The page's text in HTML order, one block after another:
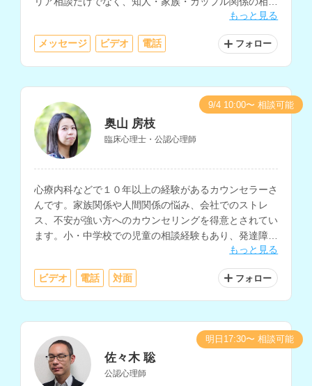
や生い立ちに関する相談も得意とされています。もっと見る
メッセージ ビデオ 電話 フォロー
奥山 房枝
臨床心理士・公認心理師
心療内科などで１０年以上の経験があるカウンセラーさ
んです。家族関係や人間関係の悩み、会社でのストレ
ス、不安が強い方へのカウンセリングを得意とされてい
ます。小・中学校での児童の相談経験もあり、発達障害
もっと見る
ビデオ 電話 対面 フォロー
9/4 10:00〜 相談可能
佐々木 聡
公認心理師
明日17:30〜 相談可能